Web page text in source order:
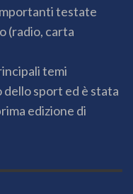
testate
(radio, carta
temi
sport ed è stata
edizione di